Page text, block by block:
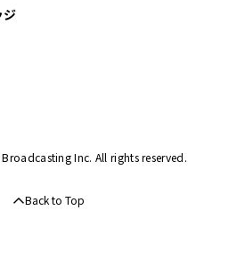
ジ
Inc. All rights reserved.
Back to Top